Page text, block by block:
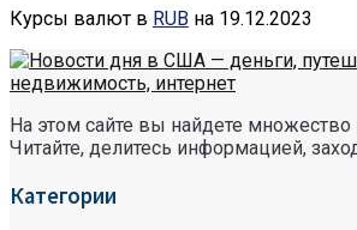
Курсы валют в RUB на 19.12.2023
На этом сайте вы найдете
Читайте, делитесь информацией,
Категории